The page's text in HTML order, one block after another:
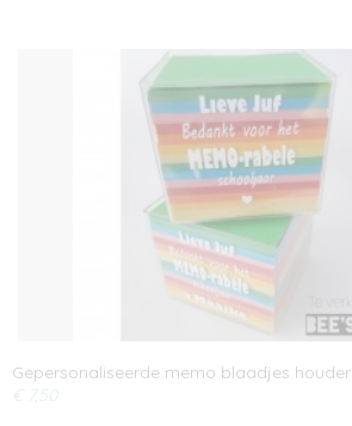
Gepersonaliseerde memo blaadjes houder
€ 7,50